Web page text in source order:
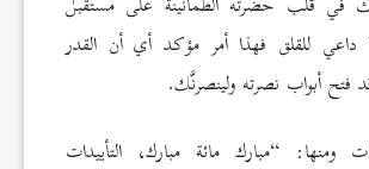
داعي للقلق فهذا أمر مؤكد أي أن القدر
فتح أبواب نصرته ولينصرنَّك.
ومنها: “مبارك مائة مبارك، التأييدات